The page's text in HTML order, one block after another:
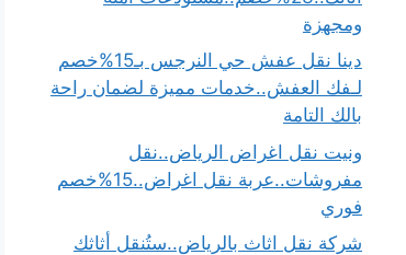
ومجهزة
دينا نقل عفش حي النرجس بـ15%خصم
لـفك العفش..خدمات مميزة لضمان راحة
بالك التامة
ونيت نقل اغراض الرياض..نقل
مفروشات..عربة نقل اغراض..15%خصم
فوري
شركة نقل اثاث بالرياض..ستُنقل أثاثك